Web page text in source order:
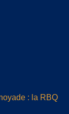
: la RBQ